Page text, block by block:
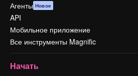
Агенты Новое
API
Мобильное приложение
Все инструменты Magnific
Начать